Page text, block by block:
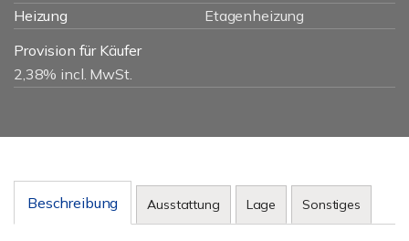
Heizung
Etagenheizung
Provision für Käufer
2,38% incl. MwSt.
Beschreibung Ausstattung Lage Sonstiges